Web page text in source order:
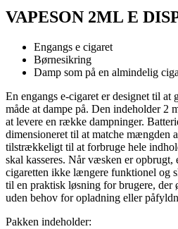
VAPESON 2ML E
Engangs e cigaret
Børnesikring
Damp som på en almindelig
En engangs e-cigaret er designet til at
måde at dampe på. Den indeholder 2
at levere en række dampninger.
dimensioneret til at matche mængden
tilstrækkeligt til at forbruge hele
skal kasseres. Når væsken er opbrugt,
cigaretten ikke længere funktionel og
til en praktisk løsning for brugere, der
uden behov for opladning eller
Pakken indeholder: